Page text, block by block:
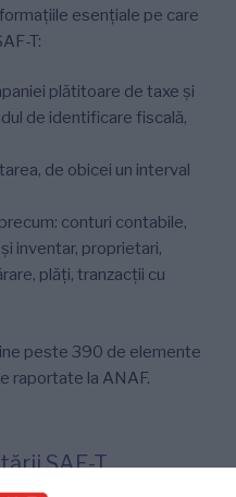
esențiale pe care
T:
plătitoare de taxe și
de identificare fiscală,
de obicei un interval
conturi contabile,
inventar, proprietari,
plăți, tranzacții cu
peste 390 de elemente
raportate la ANAF.
SAF-T